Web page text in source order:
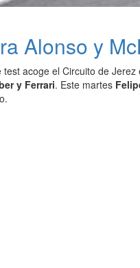
Alonso y
acoge el Circuito de Jerez
y Ferrari. Este martes